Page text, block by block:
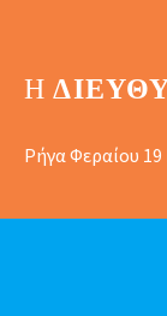
Η
Ρήγα Φεραίου